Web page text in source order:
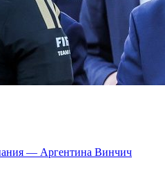
— Аргентина Винчич